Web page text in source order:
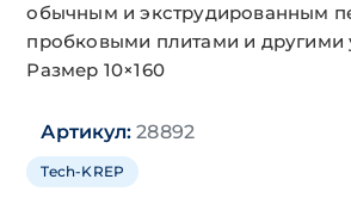
обычным и экструдированным
пробковыми плитами и другими
Размер 10×160
Артикул: 28892
Tech-KREP